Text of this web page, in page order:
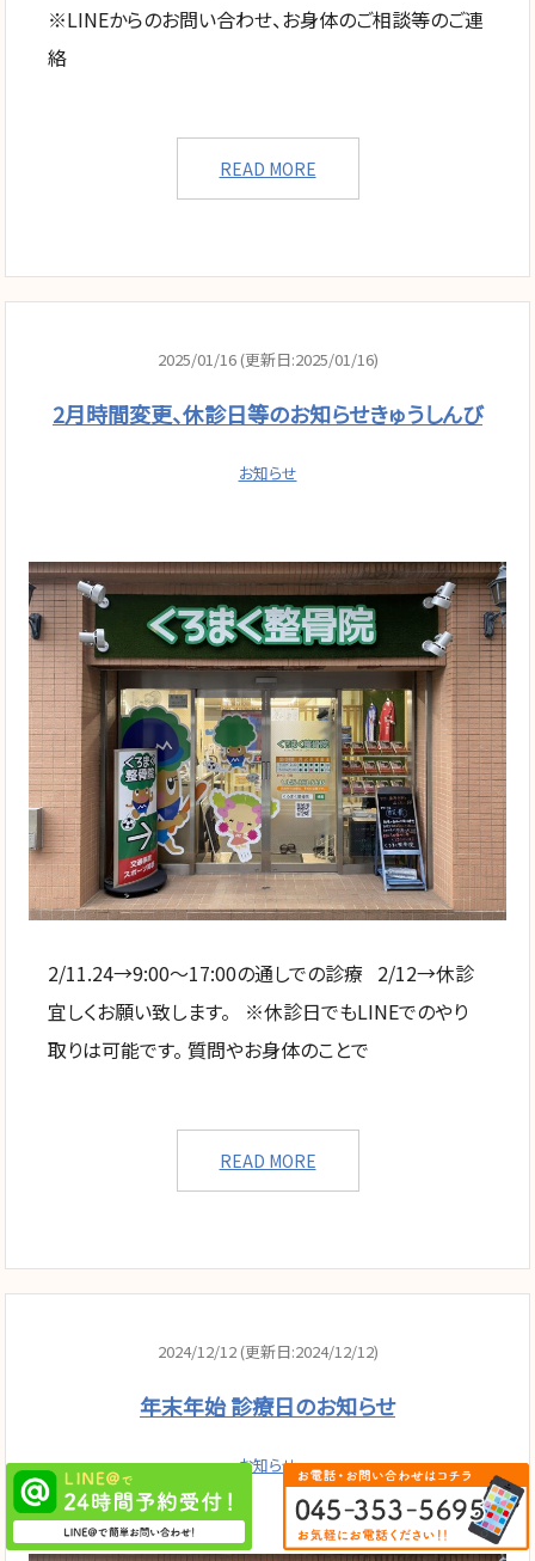
※LINEからのお問い合わせ、お身体のご相談等のご連
絡
READ MORE
2025/01/16 (更新日:2025/01/16)
2月時間変更、休診日等のお知らせきゅうしんび
お知らせ
2/11.24→9:00〜17:00の通しでの診療 2/12→休診
宜しくお願い致します。 ※休診日でもLINEでのやり
取りは可能です。 質問やお身体のことで
READ MORE
2024/12/12 (更新日:2024/12/12)
年末年始 診療日のお知らせ
お知らせ